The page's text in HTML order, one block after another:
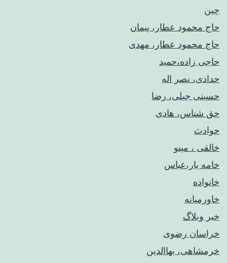
چین
حاج محمود عطار، پیمان
حاج محمود عطار، مهدی
حاجی زاده،حمید
حدادی، نصر اله
حسینی جبلی، رضا
حق شناس، هادی
حوادث
خالقی ، مینو
خامه یار،عباس
خانواده
خاورمیانه
خبر وبلاگ
خراسان رضوی
خرمشاهی، بهاالدین